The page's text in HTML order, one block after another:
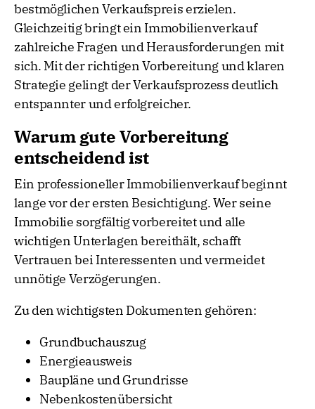
bestmöglichen Verkaufspreis erzielen.
Gleichzeitig bringt ein Immobilienverkauf
zahlreiche Fragen und Herausforderungen mit
sich. Mit der richtigen Vorbereitung und klaren
Strategie gelingt der Verkaufsprozess deutlich
entspannter und erfolgreicher.
Warum gute Vorbereitung
entscheidend ist
Ein professioneller Immobilienverkauf beginnt
lange vor der ersten Besichtigung. Wer seine
Immobilie sorgfältig vorbereitet und alle
wichtigen Unterlagen bereithält, schafft
Vertrauen bei Interessenten und vermeidet
unnötige Verzögerungen.
Zu den wichtigsten Dokumenten gehören:
Grundbuchauszug
Energieausweis
Baupläne und Grundrisse
Nebenkostenübersicht